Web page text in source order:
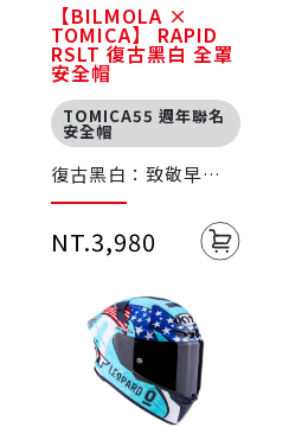
【BILMOLA ×
TOMICA】 RAPID
RSLT 復古黑白 全罩
安全帽
TOMICA55 週年聯名
安全帽
復古黑白：致敬早期
白搭配帶出歷史沉澱
感
NT.3,980